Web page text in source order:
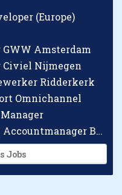
(Europe)
Amsterdam
Civiel Nijmegen
Ridderkerk
Omnichannel
Checkpoint Systems Key Accountmanager Benelux
Jobs